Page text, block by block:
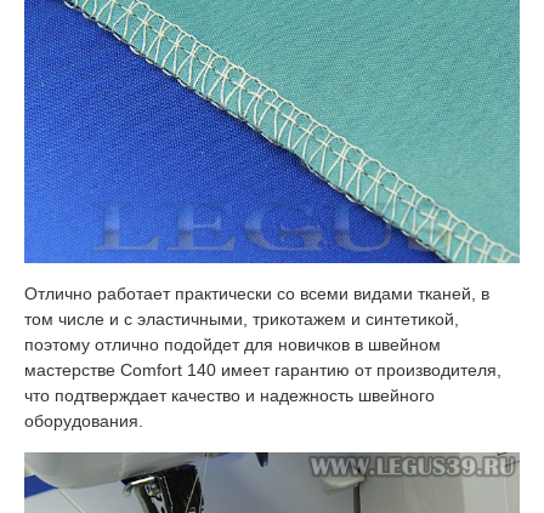
Отлично работает практически со всеми видами тканей, в
том числе и с эластичными, трикотажем и синтетикой,
поэтому отлично подойдет для новичков в швейном
мастерстве Comfort 140 имеет гарантию от производителя,
что подтверждает качество и надежность швейного
оборудования.